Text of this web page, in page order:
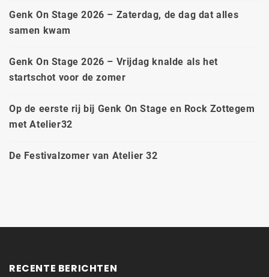
Genk On Stage 2026 – Zaterdag, de dag dat alles
samen kwam
Genk On Stage 2026 – Vrijdag knalde als het
startschot voor de zomer
Op de eerste rij bij Genk On Stage en Rock Zottegem
met Atelier32
De Festivalzomer van Atelier 32
RECENTE BERICHTEN